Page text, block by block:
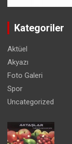
Kategoriler
Aktüel
Akyazı
Foto Galeri
Spor
Uncategorized